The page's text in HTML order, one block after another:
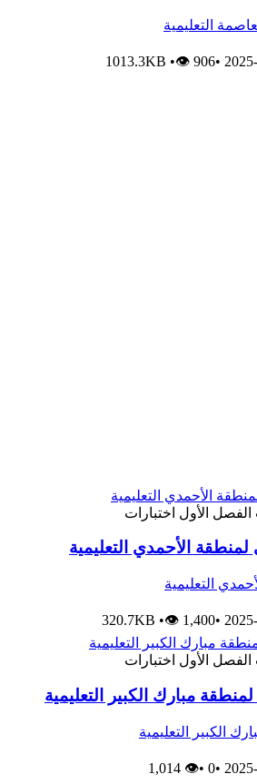
التعليمية
•
1013.3KB •👁 906
الفصل الأول اختبارات
لمنطقة الأحمدي التعليمية
التعليمية
•
320.7KB •👁 1,400
الفصل الأول اختبارات
لمنطقة مبارك الكبير التعليمية
الكبير التعليمية
•
0
•
👁 1,014